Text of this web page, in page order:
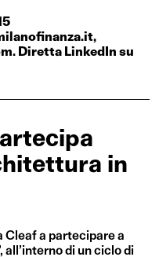
Diretta LinkedIn su
in
Cleaf a partecipare a
all’interno di un ciclo di